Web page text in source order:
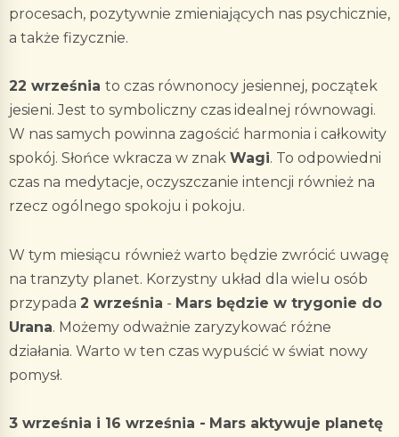
procesach, pozytywnie zmieniających nas psychicznie,
a także fizycznie.
22 września to czas równonocy jesiennej, początek
jesieni. Jest to symboliczny czas idealnej równowagi.
W nas samych powinna zagościć harmonia i całkowity
spokój. Słońce wkracza w znak Wagi. To odpowiedni
czas na medytacje, oczyszczanie intencji również na
rzecz ogólnego spokoju i pokoju.
W tym miesiącu również warto będzie zwrócić uwagę
na tranzyty planet. Korzystny układ dla wielu osób
przypada 2 września - Mars będzie w trygonie do
Urana. Możemy odważnie zaryzykować różne
działania. Warto w ten czas wypuścić w świat nowy
pomysł.
3 września i 16 września - Mars aktywuje planetę